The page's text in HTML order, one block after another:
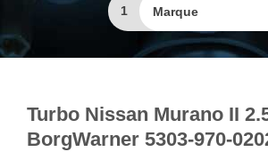
1
Turbo Nissan Murano II
BorgWarner 5303-970-